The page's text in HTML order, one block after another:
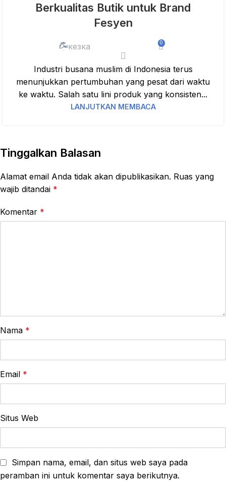
Berkualitas Butik untuk Brand
Fesyen
кезка 0
Industri busana muslim di Indonesia terus
menunjukkan pertumbuhan yang pesat dari waktu
ke waktu. Salah satu lini produk yang konsisten...
LANJUTKAN MEMBACA
Tinggalkan Balasan
Alamat email Anda tidak akan dipublikasikan. Ruas yang
wajib ditandai *
Komentar *
Nama *
Email *
Situs Web
Simpan nama, email, dan situs web saya pada
peramban ini untuk komentar saya berikutnya.